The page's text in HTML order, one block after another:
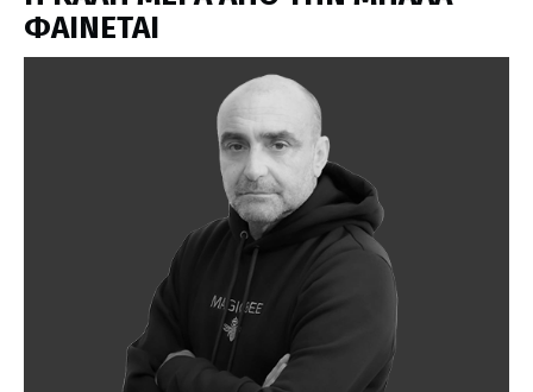
ΦΑΙΝΕΤΑΙ